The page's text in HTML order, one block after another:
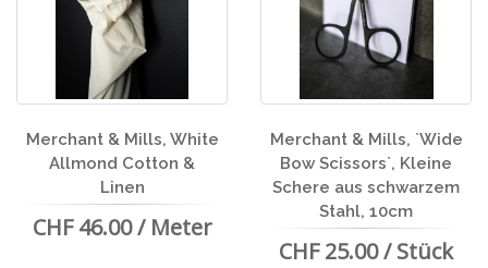
Merchant & Mills, White
Allmond Cotton &
Linen
CHF 46.00 / Meter
Merchant & Mills, `Wide
Bow Scissors`, Kleine
Schere aus schwarzem
Stahl, 10cm
CHF 25.00 / Stück